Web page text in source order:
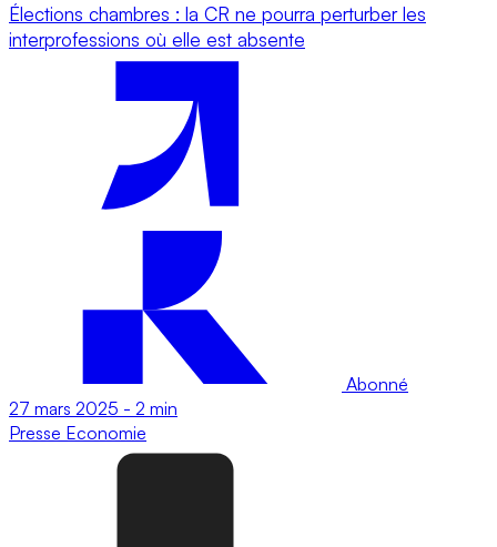
Élections chambres : la CR ne pourra perturber les
interprofessions où elle est absente
Abonné
27 mars 2025 - 2 min
Presse Economie